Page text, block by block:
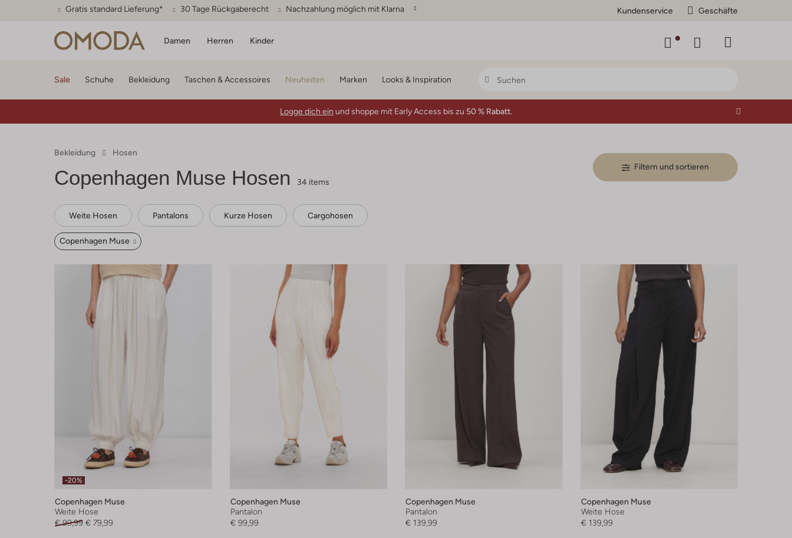
Gratis standard Lieferung* 30 Tage Rückgaberecht Nachzahlung möglich mit Klarna Kundenservice Geschäfte
Damen Herren Kinder
Sale Schuhe Bekleidung Taschen & Accessoires Neuheiten Marken Looks & Inspiration
Logge dich ein und shoppe mit Early Access bis zu 50 % Rabatt.
Bekleidung Hosen
Copenhagen Muse Hosen 34 items
Filtern und sortieren
Weite Hosen Pantalons Kurze Hosen Cargohosen
Copenhagen Muse
-20%
Copenhagen Muse
Weite Hose
€ 99,99 € 79,99
Copenhagen Muse
Pantalon
€ 99,99
Copenhagen Muse
Pantalon
€ 139,99
Copenhagen Muse
Weite Hose
€ 139,99